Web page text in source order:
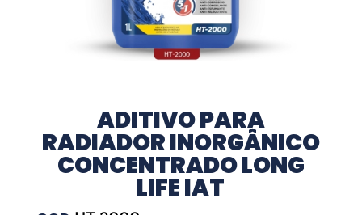
ADITIVO PARA
RADIADOR INORGÂNICO
CONCENTRADO LONG
LIFE IAT